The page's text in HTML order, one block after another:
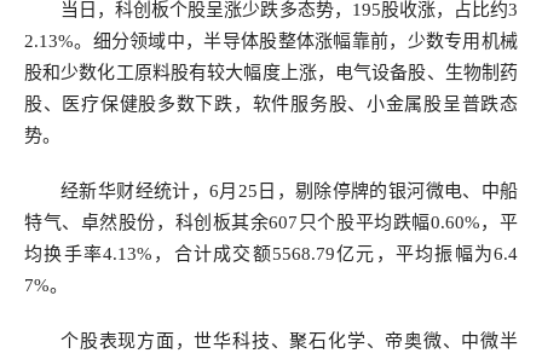
当日，科创板个股呈涨少跌多态势，195股收涨，占比约3
2.13%。细分领域中，半导体股整体涨幅靠前，少数专用机械
股和少数化工原料股有较大幅度上涨，电气设备股、生物制药
股、医疗保健股多数下跌，软件服务股、小金属股呈普跌态
势。
经新华财经统计，6月25日，剔除停牌的银河微电、中船
特气、卓然股份，科创板其余607只个股平均跌幅0.60%，平
均换手率4.13%，合计成交额5568.79亿元，平均振幅为6.4
7%。
个股表现方面，世华科技、聚石化学、帝奥微、中微半